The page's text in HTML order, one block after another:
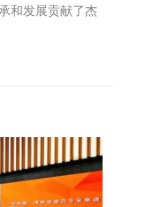
和发展贡献了杰